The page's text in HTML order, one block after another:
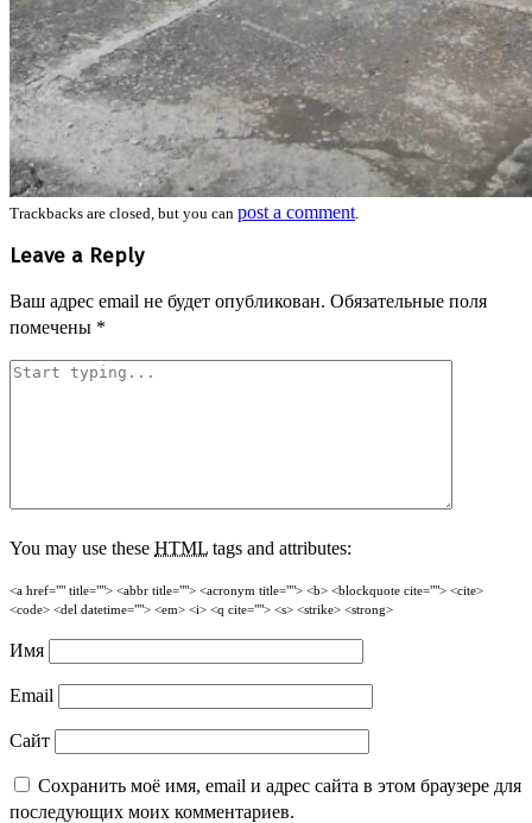
Trackbacks are closed, but you can post a comment.
Leave a Reply
Ваш адрес email не будет опубликован. Обязательные поля
помечены *
You may use these HTML tags and attributes:
<a href="" title=""> <abbr title=""> <acronym title=""> <b> <blockquote cite=""> <cite>
<code> <del datetime=""> <em> <i> <q cite=""> <s> <strike> <strong>
Имя
Email
Сайт
Сохранить моё имя, email и адрес сайта в этом браузере для
последующих моих комментариев.